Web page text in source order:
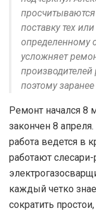
поставку тех
определенному
усложняет
производителей
поэтому
Ремонт начался 8
закончен 8
работа ведется в
работают
каждый четко
сократить